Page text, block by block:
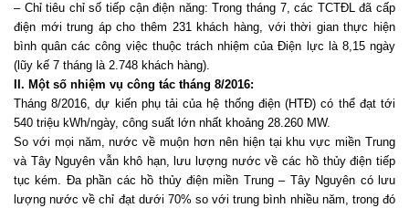
– Chỉ tiêu chỉ số tiếp cận điện năng: Trong tháng 7, các TCTĐL đã cấp
điện mới trung áp cho thêm 231 khách hàng, với thời gian thực hiện
bình quân các công việc thuộc trách nhiệm của Điện lực là 8,15 ngày
(lũy kế 7 tháng là 2.748 khách hàng).
II. Một số nhiệm vụ công tác tháng 8/2016:
Tháng 8/2016, dự kiến phụ tải của hệ thống điện (HTĐ) có thể đạt tới
540 triệu kWh/ngày, công suất lớn nhất khoảng 28.260 MW.
So với mọi năm, nước về muộn hơn nên hiện tại khu vực miền Trung
và Tây Nguyên vẫn khô hạn, lưu lượng nước về các hồ thủy điện tiếp
tục kém. Đa phần các hồ thủy điện miền Trung – Tây Nguyên có lưu
lượng nước về chỉ đạt dưới 70% so với trung bình nhiều năm, trong đó